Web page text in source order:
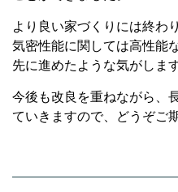
より良い家づくりには終わ
気密性能に関しては高性能
先に進めたような気がします
今後も改良を重ねながら、
ていきますので、どうぞご